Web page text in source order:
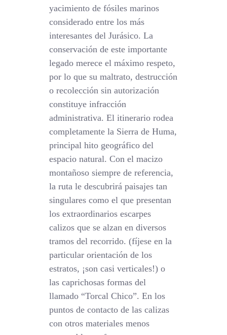
yacimiento de fósiles marinos
considerado entre los más
interesantes del Jurásico. La
conservación de este importante
legado merece el máximo respeto,
por lo que su maltrato, destrucción
o recolección sin autorización
constituye infracción
administrativa. El itinerario rodea
completamente la Sierra de Huma,
principal hito geográfico del
espacio natural. Con el macizo
montañoso siempre de referencia,
la ruta le descubrirá paisajes tan
singulares como el que presentan
los extraordinarios escarpes
calizos que se alzan en diversos
tramos del recorrido. (fíjese en la
particular orientación de los
estratos, ¡son casi verticales!) o
las caprichosas formas del
llamado “Torcal Chico”. En los
puntos de contacto de las calizas
con otros materiales menos